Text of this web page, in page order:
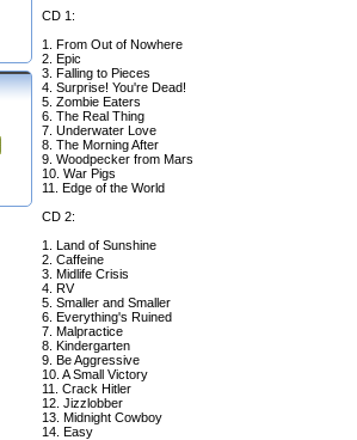
CD 1:
1. From Out of Nowhere
2. Epic
3. Falling to Pieces
4. Surprise! You're Dead!
5. Zombie Eaters
6. The Real Thing
7. Underwater Love
8. The Morning After
9. Woodpecker from Mars
10. War Pigs
11. Edge of the World
CD 2:
1. Land of Sunshine
2. Caffeine
3. Midlife Crisis
4. RV
5. Smaller and Smaller
6. Everything's Ruined
7. Malpractice
8. Kindergarten
9. Be Aggressive
10. A Small Victory
11. Crack Hitler
12. Jizzlobber
13. Midnight Cowboy
14. Easy